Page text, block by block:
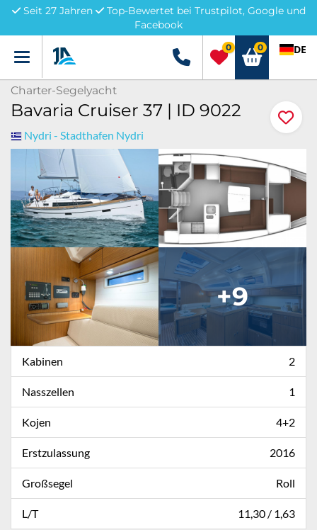
Seit 27 Jahren
Top-Bewertet bei Trustpilot, Google und
Facebook
Menü +49 5741 3222690
0 0 DE
Charter-Segelyacht
Bavaria Cruiser 37 | ID 9022
Nydri - Stadthafen Nydri
+9
Kabinen 2
Nasszellen 1
Kojen 4+2
Erstzulassung 2016
Großsegel Roll
L/T 11,30 / 1,63